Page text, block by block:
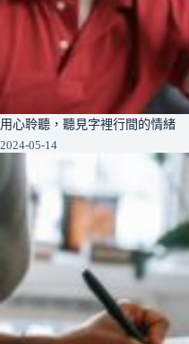
用心聆聽，聽見字裡行間的情緒
2024-05-14